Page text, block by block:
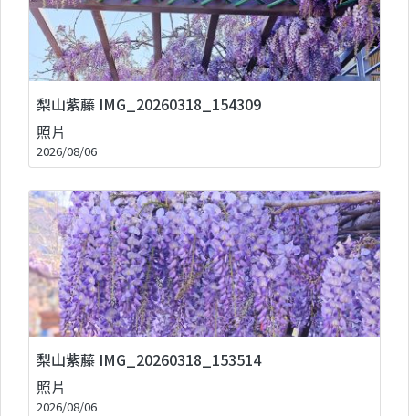
梨山紫藤 IMG_20260318_154309
照片
2026/08/06
梨山紫藤 IMG_20260318_153514
照片
2026/08/06